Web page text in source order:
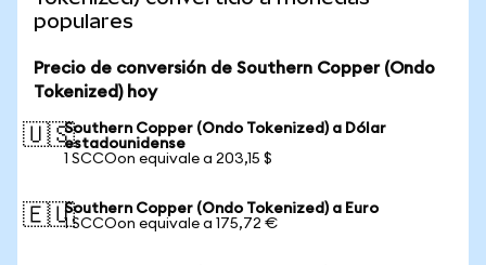
populares
Precio de conversión de Southern Copper (Ondo
Tokenized) hoy
🇺🇸Southern Copper (Ondo Tokenized) a Dólar
estadounidense
1 SCCOon equivale a 203,15 $
🇪🇺Southern Copper (Ondo Tokenized) a Euro
1 SCCOon equivale a 175,72 €